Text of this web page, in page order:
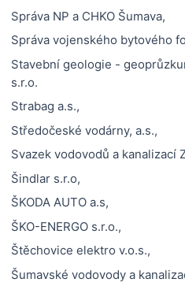
Správa NP a CHKO Šumava,
Správa vojenského bytového
Stavební geologie -
s.r.o.
Strabag a.s.,
Středočeské vodárny, a.s.,
Svazek vodovodů a kanalizací
Šindlar s.r.o,
ŠKODA AUTO a.s,
ŠKO-ENERGO s.r.o.,
Štěchovice elektro v.o.s.,
Šumavské vodovody a